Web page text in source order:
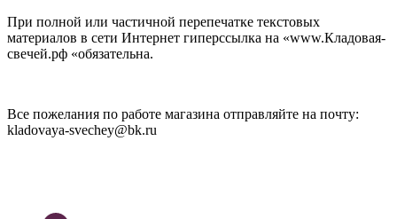
При полной или частичной перепечатке текстовых
материалов в сети Интернет гиперссылка на «www.Кладовая-
свечей.рф «обязательна.
Все пожелания по работе магазина отправляйте на почту:
kladovaya-svechey@bk.ru